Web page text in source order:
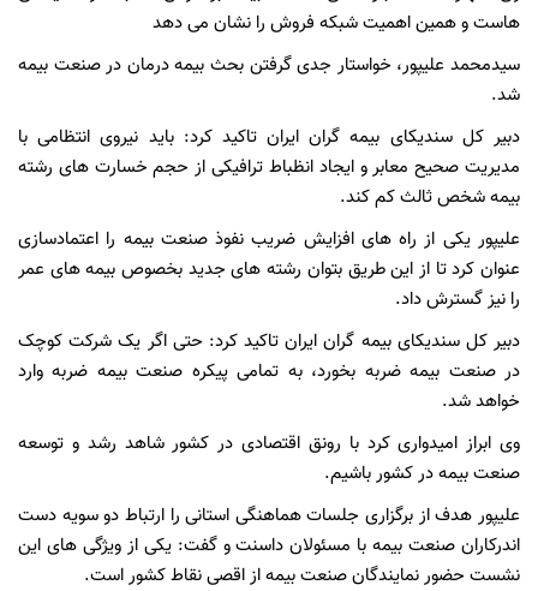
هاست و همین اهمیت شبکه فروش را نشان می دهد
سیدمحمد علیپور، خواستار جدی گرفتن بحث بیمه درمان در صنعت بیمه
شد.
دبیر کل سندیکای بیمه گران ایران تاکید کرد: باید نیروی انتظامی با
مدیریت صحیح معابر و ایجاد انظباط ترافیکی از حجم خسارت های رشته
بیمه شخص ثالث کم کند.
علیپور یکی از راه های افزایش ضریب نفوذ صنعت بیمه را اعتمادسازی
عنوان کرد تا از این طریق بتوان رشته های جدید بخصوص بیمه های عمر
را نیز گسترش داد.
دبیر کل سندیکای بیمه گران ایران تاکید کرد: حتی اگر یک شرکت کوچک
در صنعت بیمه ضربه بخورد، به تمامی پیکره صنعت بیمه ضربه وارد
خواهد شد.
وی ابراز امیدواری کرد با رونق اقتصادی در کشور شاهد رشد و توسعه
صنعت بیمه در کشور باشیم.
علیپور هدف از برگزاری جلسات هماهنگی استانی را ارتباط دو سویه دست
اندرکاران صنعت بیمه با مسئولان داسنت و گفت: یکی از ویژگی های این
نشست حضور نمایندگان صنعت بیمه از اقصی نقاط کشور است.